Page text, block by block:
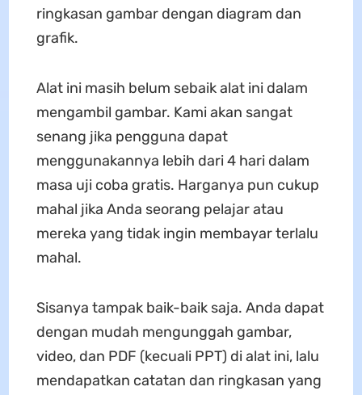
ringkasan gambar dengan diagram dan
grafik.
Alat ini masih belum sebaik alat ini dalam
mengambil gambar. Kami akan sangat
senang jika pengguna dapat
menggunakannya lebih dari 4 hari dalam
masa uji coba gratis. Harganya pun cukup
mahal jika Anda seorang pelajar atau
mereka yang tidak ingin membayar terlalu
mahal.
Sisanya tampak baik-baik saja. Anda dapat
dengan mudah mengunggah gambar,
video, dan PDF (kecuali PPT) di alat ini, lalu
mendapatkan catatan dan ringkasan yang